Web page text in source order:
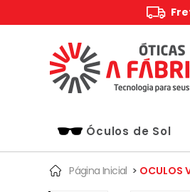
Óculos de Sol
Página Inicial > OCULOS